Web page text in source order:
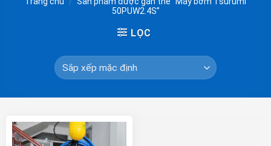
50PUW2.4S”
LỌC